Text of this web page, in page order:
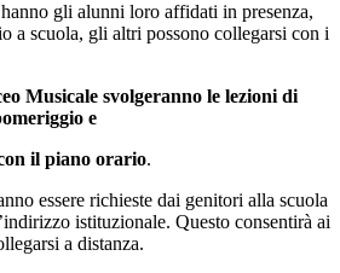
gli alunni loro affidati in presenza,
a scuola, gli altri possono collegarsi con i
Musicale svolgeranno le lezioni di
e
il piano orario.
essere richieste dai genitori alla scuola
istituzionale. Questo consentirà ai
a distanza.